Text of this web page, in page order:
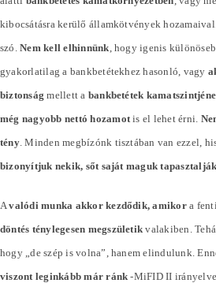
kibocsátásra kerülő államkötvények
szó.Nem kell elhinnünk , hogy igenis
gyakorlatilag a bankbetétekhez hasonló, vagy
biztonság mellett a bankbetétek
még nagyobb nettó hozamotis el lehet érni.
tény. Minden megbízónk tisztában van ezzel,
bizonyítjuk nekik, sőt saját maguk tapasztalják
Avalódi munka akkor kezdődik, amikora
döntés ténylegesen megszületik valakiben.
hogy „de szép is volna”, hanem elindulunk.
viszont leginkább már ránk -MiFID II